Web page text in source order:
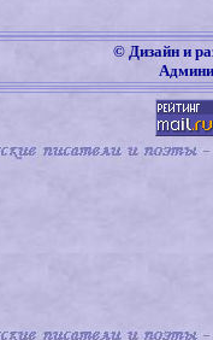
© Дизайн и